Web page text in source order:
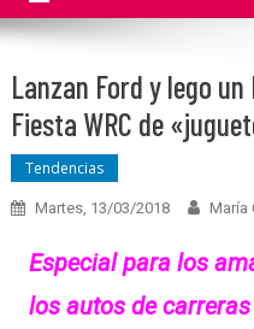
Lanzan Ford y lego
Fiesta WRC de
Tendencias
Martes, 13/03/2018 María
Especial para los
los autos de carreras